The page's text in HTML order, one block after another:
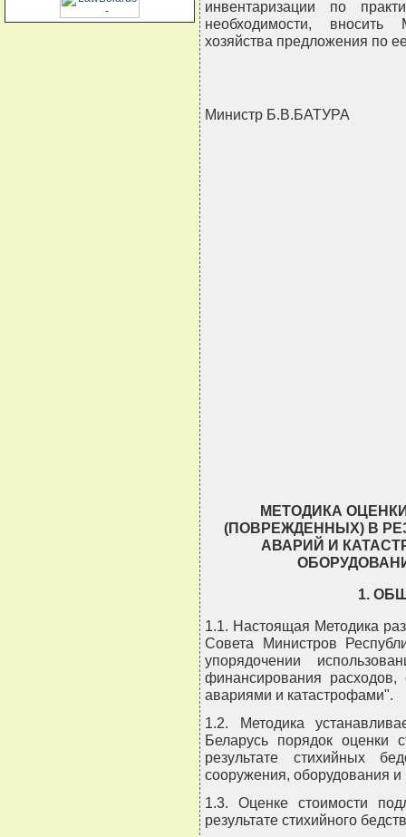
инвентаризации по
необходимости, вносить
хозяйства предложения по
Министр Б.В.БАТУРА
МЕТОДИКА
(ПОВРЕЖДЕННЫХ) В
АВАРИЙ И
1.
1.1. Настоящая Методика
Совета Министров
упорядочении
финансирования
авариями и катастрофами".
1.2. Методика
Беларусь порядок оценки
результате стихийных
сооружения, оборудования
1.3. Оценке стоимости
результате стихийного